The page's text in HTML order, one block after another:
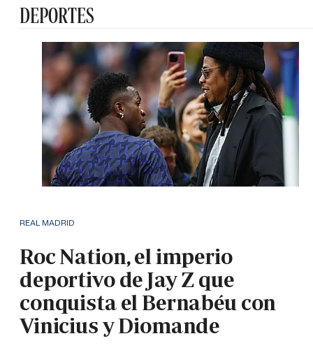
DEPORTES
REAL MADRID
Roc Nation, el imperio
deportivo de Jay Z que
conquista el Bernabéu con
Vinicius y Diomande